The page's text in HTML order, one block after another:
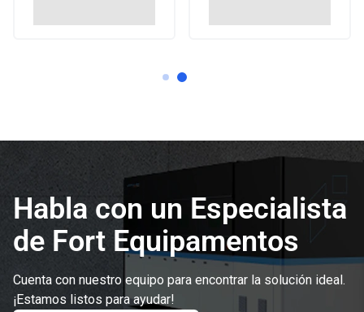
Habla con un Especialista
de Fort Equipamentos
Cuenta con nuestro equipo para encontrar la solución ideal.
¡Estamos listos para ayudar!